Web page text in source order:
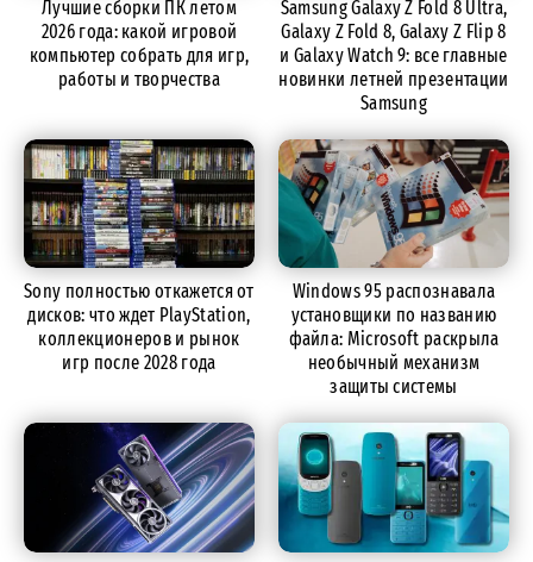
Лучшие сборки ПК летом
2026 года: какой игровой
компьютер собрать для игр,
работы и творчества
Samsung Galaxy Z Fold 8 Ultra,
Galaxy Z Fold 8, Galaxy Z Flip 8
и Galaxy Watch 9: все главные
новинки летней презентации
Samsung
Sony полностью откажется от
дисков: что ждет PlayStation,
коллекционеров и рынок
игр после 2028 года
Windows 95 распознавала
установщики по названию
файла: Microsoft раскрыла
необычный механизм
защиты системы